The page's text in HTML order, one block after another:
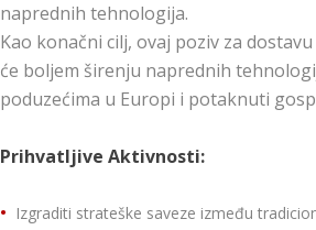
naprednih tehnologija.
Kao konačni cilj, ovaj poziv za
će boljem širenju naprednih
poduzećima u Europi i potaknuti
Prihvatljive Aktivnosti:
Izgraditi strateške saveze između